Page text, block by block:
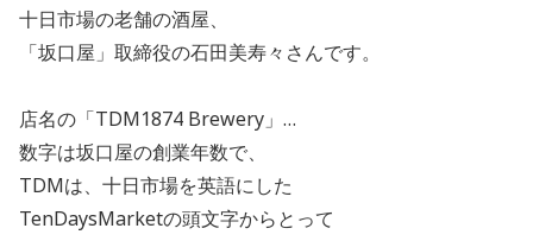
十日市場の老舗の酒屋、
「坂口屋」取締役の石田美寿々さんです。
店名の「TDM1874 Brewery 」…
数字は坂口屋の創業年数で、
TDMは、十日市場を英語にした
TenDaysMarketの頭文字からとって